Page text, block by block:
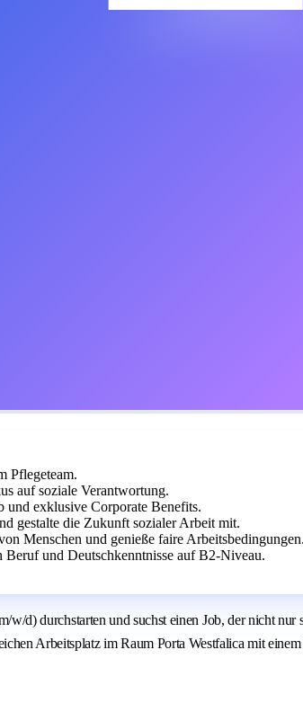
Pflegeteam.
auf soziale Verantwortung.
und exklusive Corporate Benefits.
gestalte die Zukunft sozialer Arbeit mit.
Menschen und genieße faire Arbeitsbedingungen.
und Deutschkenntnisse auf B2-Niveau.
w/d) durchstarten und suchst einen Job, der nicht
Arbeitsplatz im Raum Porta Westfalica mit